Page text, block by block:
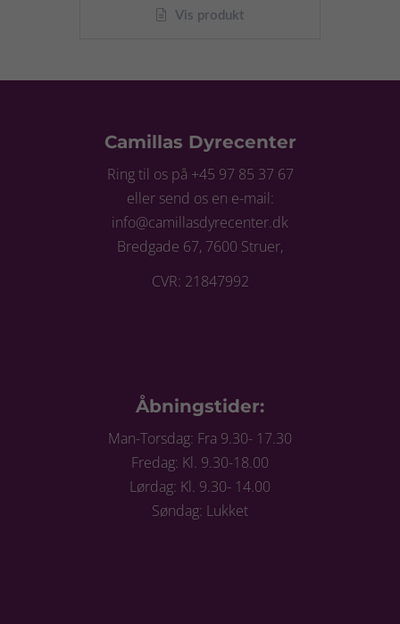
Vis produkt
Camillas Dyrecenter
Ring til os på +45 97 85 37 67
eller send os en e-mail:
info@camillasdyrecenter.dk
Bredgade 67, 7600 Struer,
CVR: 21847992
Åbningstider:
Man-Torsdag: Fra 9.30- 17.30
Fredag: Kl. 9.30-18.00
Lørdag: Kl. 9.30- 14.00
Søndag: Lukket